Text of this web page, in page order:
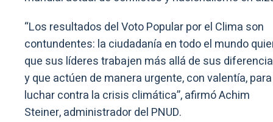
“Los resultados del Voto Popular por el Clima son
contundentes: la ciudadanía en todo el mundo
que sus líderes trabajen más allá de sus
y que actúen de manera urgente, con valentía, para
luchar contra la crisis climática”, afirmó Achim
Steiner, administrador del PNUD.